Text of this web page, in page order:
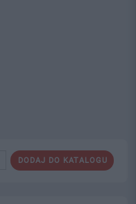
DODAJ DO KATALOGU